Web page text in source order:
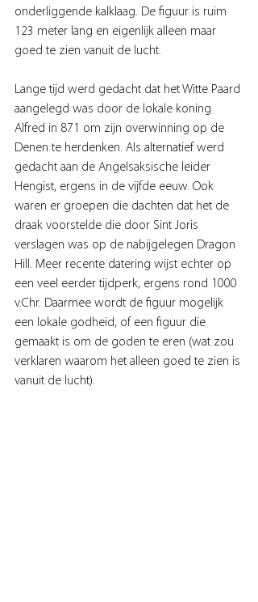
onderliggende kalklaag. De figuur is ruim
123 meter lang en eigenlijk alleen maar
goed te zien vanuit de lucht.
Lange tijd werd gedacht dat het Witte Paard
aangelegd was door de lokale koning
Alfred in 871 om zijn overwinning op de
Denen te herdenken. Als alternatief werd
gedacht aan de Angelsaksische leider
Hengist, ergens in de vijfde eeuw. Ook
waren er groepen die dachten dat het de
draak voorstelde die door Sint Joris
verslagen was op de nabijgelegen Dragon
Hill. Meer recente datering wijst echter op
een veel eerder tijdperk, ergens rond 1000
v.Chr. Daarmee wordt de figuur mogelijk
een lokale godheid, of een figuur die
gemaakt is om de goden te eren (wat zou
verklaren waarom het alleen goed te zien is
vanuit de lucht).